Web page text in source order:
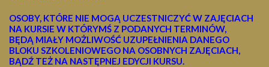
OSOBY, KTÓRE NIE MOGĄ UCZESTNICZYĆ W ZAJĘCIACH
NA KURSIE W KTÓRYMŚ Z PODANYCH TERMINÓW,
BĘDĄ MIAŁY MOŻLIWOŚĆ UZUPEŁNIENIA DANEGO
BLOKU SZKOLENIOWEGO NA OSOBNYCH ZAJĘCIACH,
BĄDŹ TEŻ NA NASTĘPNEJ EDYCJI KURSU.